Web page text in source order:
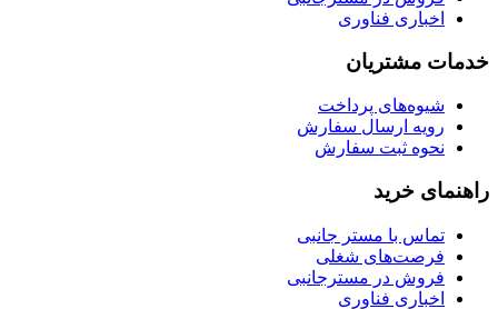
اخباری فناوری
خدمات مشتریان
شیوه‌های پرداخت
رویه ارسال سفارش
نحوه ثبت سفارش
راهنمای خرید
تماس با مستر جانبی
فرصت‌های شغلی
فروش در مسترجانبی
اخباری فناوری